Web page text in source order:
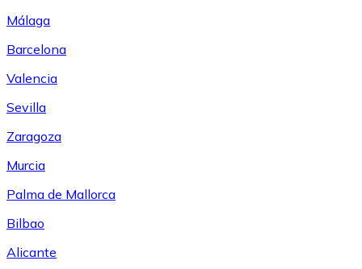
Málaga
Barcelona
Valencia
Sevilla
Zaragoza
Murcia
Palma de Mallorca
Bilbao
Alicante